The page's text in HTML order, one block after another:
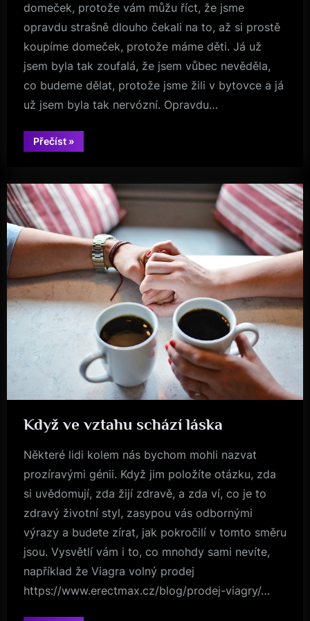
domeček, protože vám můžu říct, že jsme
opravdu strašně dlouho čekali na to, až si prostě
koupíme domeček, protože máme děti. Já už
jsem byla tak zoufalá, že jsem vůbec nevěděla,
co budeme dělat, protože jsme žili v bytovce a já
už jsem byla tak nervózní. Opravdu…
Přečíst“Bazén
na
zahrady”
»
Když ve vztahu schází láska
Některé lidi kolem nás bychom mohli nazvat
prozíravými génii. Když jim položíte otázku, zda
si uvědomují, zda žijí zdravě, a zda ví, co je to
zdravý životní styl, zasypou vás odbornými
výrazy a budete zírat, jak pokročilí v tomto směru
jsou. Vysvětlí vám i to, co mnohdy sami nevíte,
například že Viagra volný prodej
https://www.erectmax.cz/blog/prodej-viagry/…
Byznys